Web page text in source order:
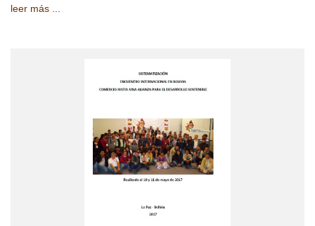
leer más ...